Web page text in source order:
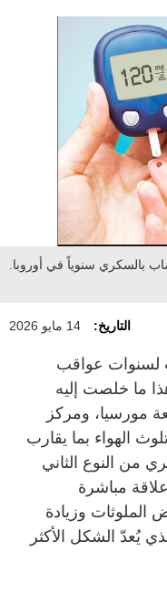
يرتبط بـ3.7 ملايين مصاب بالسكري سنوياً في أوروبا.
التاريخ: 14 مايو 2026
لسنوات عواقب
ما خلصت إليه
مورسيا، ومركز
الهواء بما يقارب
من النوع الثاني
مباشرة
الملوثات وزيادة
يُعدّ الشكل الأكثر